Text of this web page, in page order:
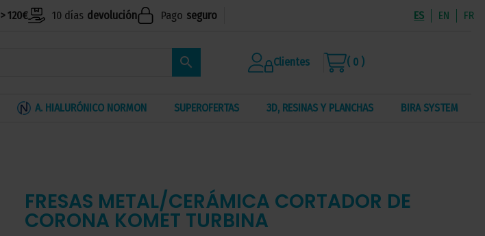
> 120€ 10 días devolución Pago seguro ES EN FR
search Clientes ( 0 )
A. HIALURÓNICO NORMON SUPEROFERTAS 3D, RESINAS Y PLANCHAS BIRA SYSTEM
FRESAS METAL/CERÁMICA CORTADOR DE
CORONA KOMET TURBINA